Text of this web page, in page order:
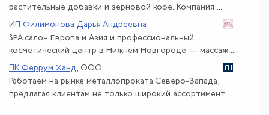
растительные добавки и зерновой кофе. Компания ...
ИП Филимонова Дарья Андреевна
SPA салон Европа и Азия и профессиональный
косметический центр в Нижнем Новгороде — массаж ...
ПК Феррум Ханд , ООО
Работаем на рынке металлопроката Северо-Запада,
предлагая клиентам не только широкий ассортимент ...